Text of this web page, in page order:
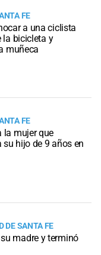
FE
a una ciclista
la bicicleta y
muñeca
FE
la mujer que
hijo de 9 años en
DE SANTA FE
madre y terminó